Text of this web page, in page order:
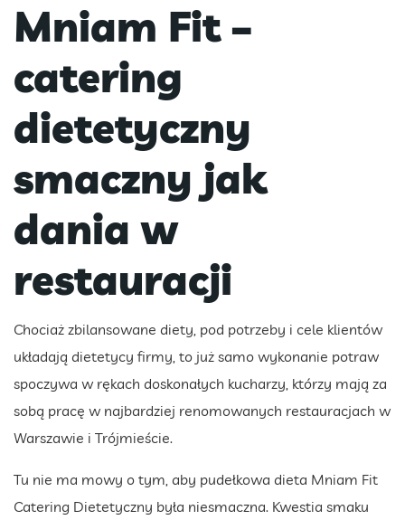
Mniam Fit –
catering
dietetyczny
smaczny jak
dania w
restauracji
Chociaż zbilansowane diety, pod potrzeby i cele klientów
układają dietetycy firmy, to już samo wykonanie potraw
spoczywa w rękach doskonałych kucharzy, którzy mają za
sobą pracę w najbardziej renomowanych restauracjach w
Warszawie i Trójmieście.
Tu nie ma mowy o tym, aby pudełkowa dieta Mniam Fit
Catering Dietetyczny była niesmaczna. Kwestia smaku